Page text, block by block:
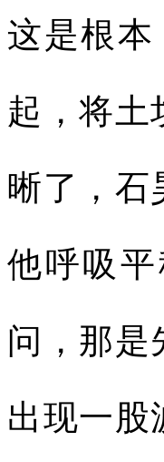
这是根本
起，将土
晰了，石
他呼吸
问，那是
出现一股